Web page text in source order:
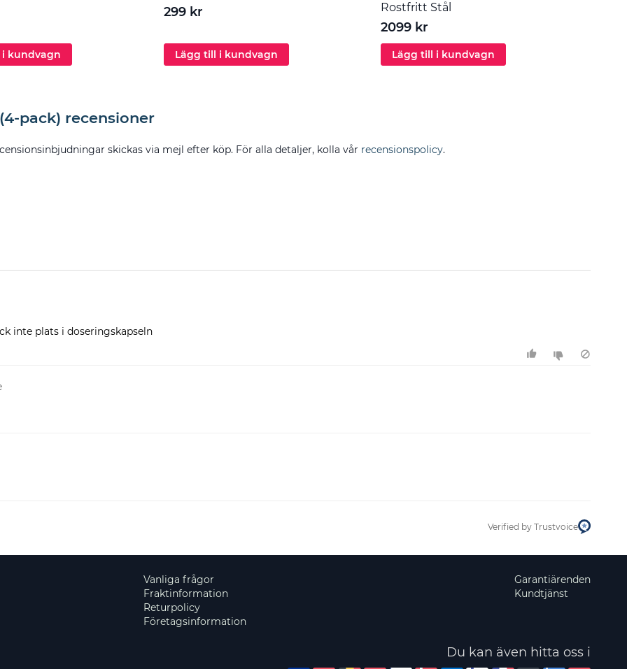
kundvagn
299 kr
Lägg till i kundvagn
Rostfritt Stål
2099 kr
Lägg till i kundvagn
pack) recensioner
skickas via mejl efter köp. För alla detaljer, kolla vår recensionspolicy.
inte plats i doseringskapseln
Verified by Trustvoice
Vanliga frågor
Fraktinformation
Returpolicy
Företagsinformation
Garantiärenden
Kundtjänst
Du kan även hitta oss i